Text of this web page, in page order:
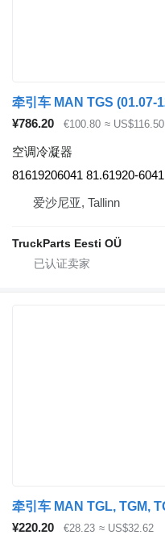
¥786.20 €100.80 ≈ US$116.50
空调冷凝器
81619206041 81.61920-6041
爱沙尼亚, Tallinn
TruckParts Eesti OÜ
¥220.20 €28.23 ≈ US$32.62